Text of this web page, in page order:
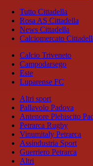
Tutto Cittadella
Rosa AS Cittadella
News Cittadella
Calciomercato
Calcio Triveneto
Campodarsego
Este
Luparense FC
Altri sport
Pallavolo Padova
Antenore Plebiscito
Petrarca Rugby
Vinumitaly Petrarca
Assindustria Sport
Guerriero Petrarca
Altri